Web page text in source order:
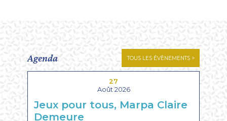
Agenda TOUS LES ÉVÈNEMENTS >
27
Août 2026
Jeux pour tous, Marpa Claire
Demeure